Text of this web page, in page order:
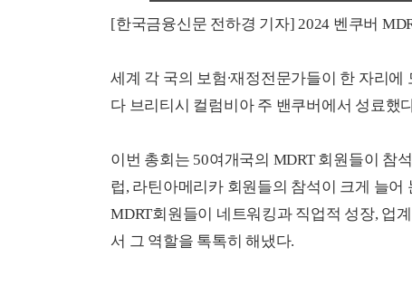
[한국금융신문 전하경 기자] 2024 벤쿠버
세계 각 국의 보험∙재정전문가들이 한 자리
다 브리티시 컬럼비아 주 밴쿠버에서 성료했
이번 총회는 50여개국의 MDRT 회원들이 참
럽, 라틴아메리카 회원들의 참석이 크게 늘
MDRT회원들이 네트워킹과 직업적 성장, 업
서 그 역할을 톡톡히 해냈다.